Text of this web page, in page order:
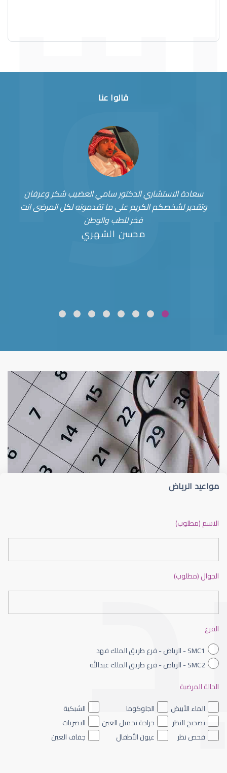
قالوا عنا
سعادة الاستشاري الدكتور سامي العضيب شكر وعرفان
وتقدير لشخصكم الكريم على ما تقدمونه لكل المرضى انت
فخر للطب والوطن
محسن الشهري
قلوبال لرعاية العين ضعف نظر
ضعف نظر الاطفال
ضعف نظر العين اليسرى
مواعيد الرياض
الاسم (مطلوب)
الجوال (مطلوب)
الفرع
SMC1 - الرياض - فرع طريق الملك فهد
SMC2 - الرياض - فرع طريق الملك عبدالله
الحالة المرضية
الماء الأبيض
الجلوكوما
الشبكية
تصحيح النظر
جراحة تجميل العين
البصريات
فحص نظر
عيون الأطفال جفاف العين